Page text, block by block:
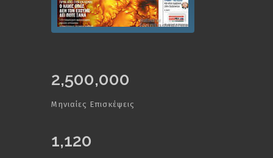
2,500,000
Μηνιαίες Επισκέψεις
1,120